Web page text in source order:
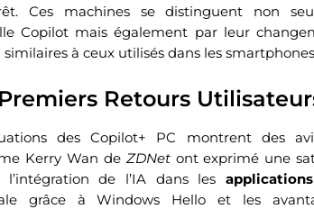
Ces machines se distinguent non
Copilot mais également par leur
similaires à ceux utilisés dans les
Retours
des Copilot+ PC montrent des
Kerry Wan de ZDNetont exprimé une
l’intégration de l’IA dans les applications
grâce à Windows Hello et les